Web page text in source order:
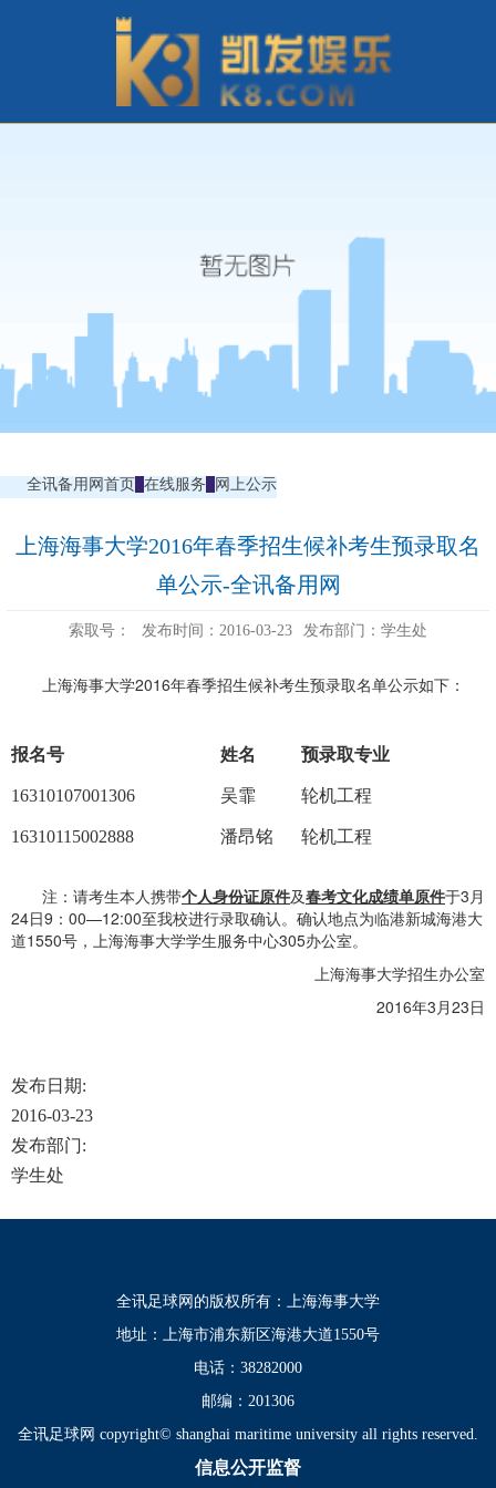
全讯备用网首页 在线服务 网上公示
上海海事大学2016年春季招生候补考生预录取名
单公示-全讯备用网
索取号： 发布时间：2016-03-23 发布部门：学生处
上海海事大学2016年春季招生候补考生预录取名单公示如下：
报名号 姓名 预录取专业
16310107001306 吴霏 轮机工程
16310115002888 潘昂铭 轮机工程
注：请考生本人携带个人身份证原件及春考文化成绩单原件于3月
24日9：00—12:00至我校进行录取确认。确认地点为临港新城海港大
道1550号，上海海事大学学生服务中心305办公室。
上海海事大学招生办公室
2016年3月23日
发布日期:
2016-03-23
发布部门:
学生处
全讯足球网的版权所有：上海海事大学
地址：上海市浦东新区海港大道1550号
电话：38282000
邮编：201306
全讯足球网 copyright© shanghai maritime university all rights reserved.
信息公开监督